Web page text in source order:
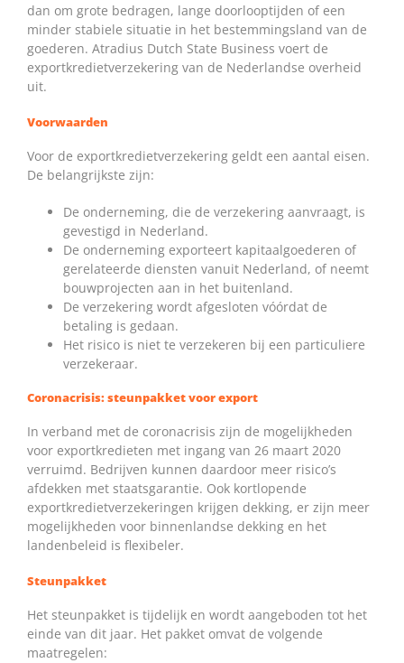
dan om grote bedragen, lange doorlooptijden of een
minder stabiele situatie in het bestemmingsland van de
goederen. Atradius Dutch State Business voert de
exportkredietverzekering van de Nederlandse overheid
uit.
Voorwaarden
Voor de exportkredietverzekering geldt een aantal eisen.
De belangrijkste zijn:
De onderneming, die de verzekering aanvraagt, is
gevestigd in Nederland.
De onderneming exporteert kapitaalgoederen of
gerelateerde diensten vanuit Nederland, of neemt
bouwprojecten aan in het buitenland.
De verzekering wordt afgesloten vóórdat de
betaling is gedaan.
Het risico is niet te verzekeren bij een particuliere
verzekeraar.
Coronacrisis: steunpakket voor export
In verband met de coronacrisis zijn de mogelijkheden
voor exportkredieten met ingang van 26 maart 2020
verruimd. Bedrijven kunnen daardoor meer risico’s
afdekken met staatsgarantie. Ook kortlopende
exportkredietverzekeringen krijgen dekking, er zijn meer
mogelijkheden voor binnenlandse dekking en het
landenbeleid is flexibeler.
Steunpakket
Het steunpakket is tijdelijk en wordt aangeboden tot het
einde van dit jaar. Het pakket omvat de volgende
maatregelen: